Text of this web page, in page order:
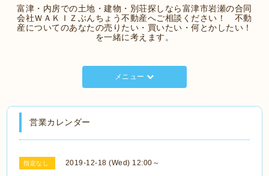
富津・内房での土地・建物・別荘探しなら富津市岩瀬の合同
会社ＷＡＫＩＺぶんちょう不動産へご相談ください！ 不動
産についてのあなたの売りたい・買いたい・何とかしたい！
を一緒に考えます。
メニュー
営業カレンダー
指定なし 2019-12-18 (Wed) 12:00～